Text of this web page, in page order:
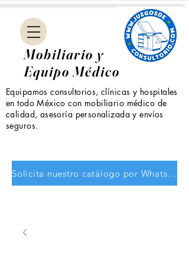
Mobiliario y
Equipo Médico
Solicita nuestro catálogo por WhatsApp
Equipamos consultorios, clínicas y hospitales
en todo México con mobiliario médico de
calidad, asesoría personalizada y envíos
seguros.